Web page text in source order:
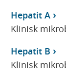
Hepatit A
Klinisk
Hepatit B
Klinisk